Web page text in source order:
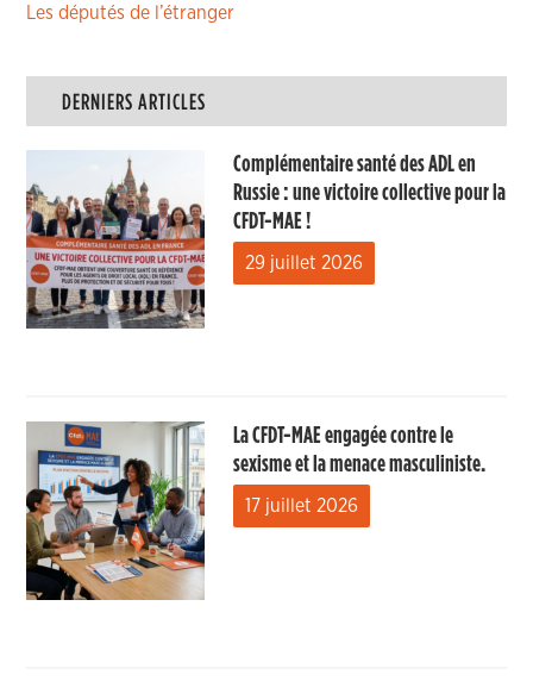
Les députés de l’étranger
DERNIERS ARTICLES
Complémentaire santé des ADL en
Russie : une victoire collective pour la
CFDT-MAE !
29 juillet 2026
La CFDT-MAE engagée contre le
sexisme et la menace masculiniste.
17 juillet 2026